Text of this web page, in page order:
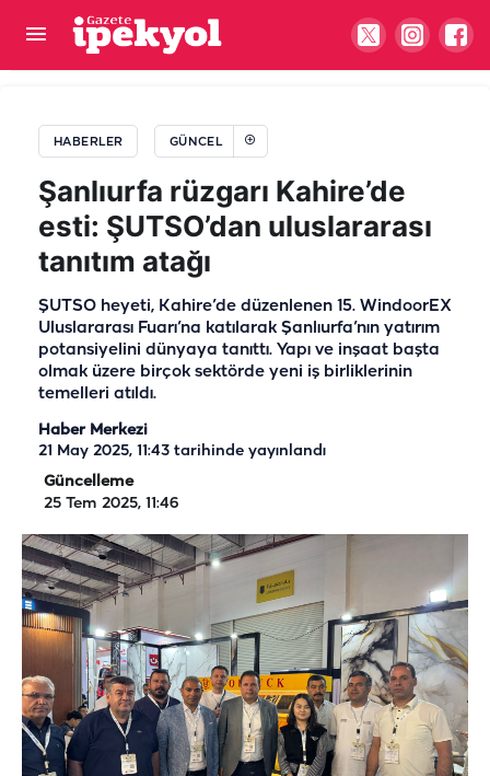
HABERLER GÜNCEL
Şanlıurfa rüzgarı Kahire’de
esti: ŞUTSO’dan uluslararası
tanıtım atağı
ŞUTSO heyeti, Kahire’de düzenlenen 15. WindoorEX
Uluslararası Fuarı’na katılarak Şanlıurfa’nın yatırım
potansiyelini dünyaya tanıttı. Yapı ve inşaat başta
olmak üzere birçok sektörde yeni iş birliklerinin
temelleri atıldı.
Haber Merkezi
21 May 2025, 11:43 tarihinde yayınlandı
Güncelleme
25 Tem 2025, 11:46
Şanlıurfa'da yıllarca görev yapmıştı: Doktorun